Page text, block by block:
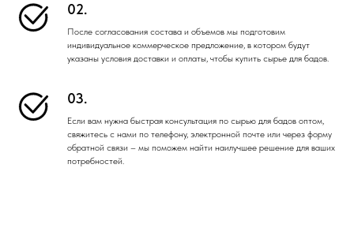
02.
После согласования состава и объемов мы подготовим
индивидуальное коммерческое предложение, в котором будут
указаны условия доставки и оплаты, чтобы купить сырье для бадов.
03.
Если вам нужна быстрая консультация по сырью для бадов оптом,
свяжитесь с нами по телефону, электронной почте или через форму
обратной связи – мы поможем найти наилучшее решение для ваших
потребностей.